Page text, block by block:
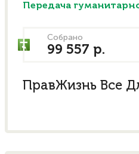
Передача
Собрано
99 557 р.
ПравЖизнь Все